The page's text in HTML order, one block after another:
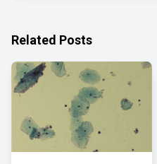
Related Posts